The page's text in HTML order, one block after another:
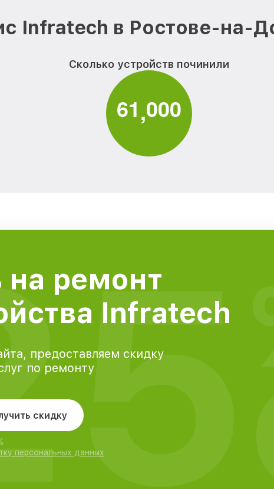
Infratech в Ростове-на-
Сколько устройств починили
61,000
на ремонт
Infratech
предоставляем скидку
по ремонту
скидку
персональных данных